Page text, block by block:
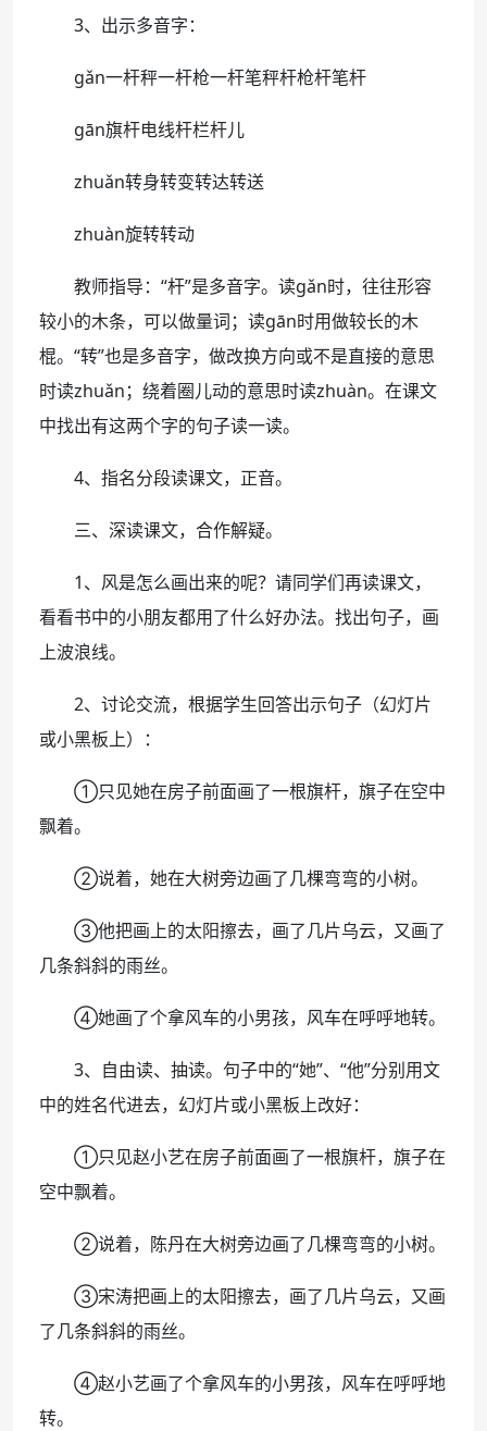
3、出示多音字：
ɡǎn一杆秤一杆枪一杆笔秤杆枪杆笔杆
ɡān旗杆电线杆栏杆儿
zhuǎn转身转变转达转送
zhuàn旋转转动
教师指导：“杆”是多音字。读ɡǎn时，往往形容
较小的木条，可以做量词；读ɡān时用做较长的木
棍。“转”也是多音字，做改换方向或不是直接的意思
时读zhuǎn；绕着圈儿动的意思时读zhuàn。在课文
中找出有这两个字的句子读一读。
4、指名分段读课文，正音。
三、深读课文，合作解疑。
1、风是怎么画出来的呢？请同学们再读课文，
看看书中的小朋友都用了什么好办法。找出句子，画
上波浪线。
2、讨论交流，根据学生回答出示句子（幻灯片
或小黑板上）：
①只见她在房子前面画了一根旗杆，旗子在空中
飘着。
②说着，她在大树旁边画了几棵弯弯的小树。
③他把画上的太阳擦去，画了几片乌云，又画了
几条斜斜的雨丝。
④她画了个拿风车的小男孩，风车在呼呼地转。
3、自由读、抽读。句子中的“她”、“他”分别用文
中的姓名代进去，幻灯片或小黑板上改好：
①只见赵小艺在房子前面画了一根旗杆，旗子在
空中飘着。
②说着，陈丹在大树旁边画了几棵弯弯的小树。
③宋涛把画上的太阳擦去，画了几片乌云，又画
了几条斜斜的雨丝。
④赵小艺画了个拿风车的小男孩，风车在呼呼地
转。